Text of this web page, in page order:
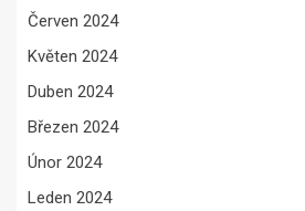
Červen 2024
Květen 2024
Duben 2024
Březen 2024
Únor 2024
Leden 2024